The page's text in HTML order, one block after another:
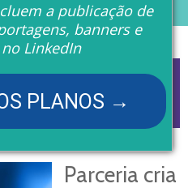
a publicação de
banners e
LinkedIn
PLANOS →
Parceria cria